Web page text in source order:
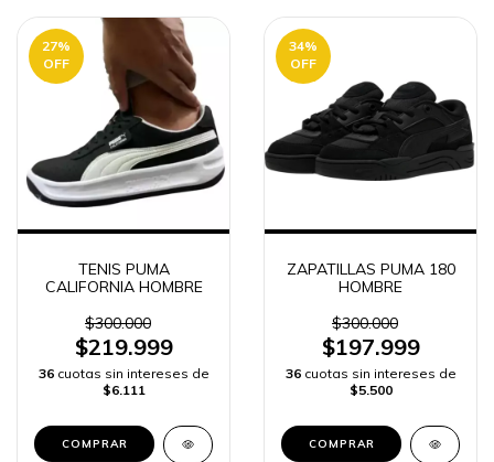
27%
OFF
TENIS PUMA
CALIFORNIA HOMBRE
$300.000
$219.999
36 cuotas sin intereses de
$6.111
COMPRAR
34%
OFF
ZAPATILLAS PUMA 180
HOMBRE
$300.000
$197.999
36 cuotas sin intereses de
$5.500
COMPRAR